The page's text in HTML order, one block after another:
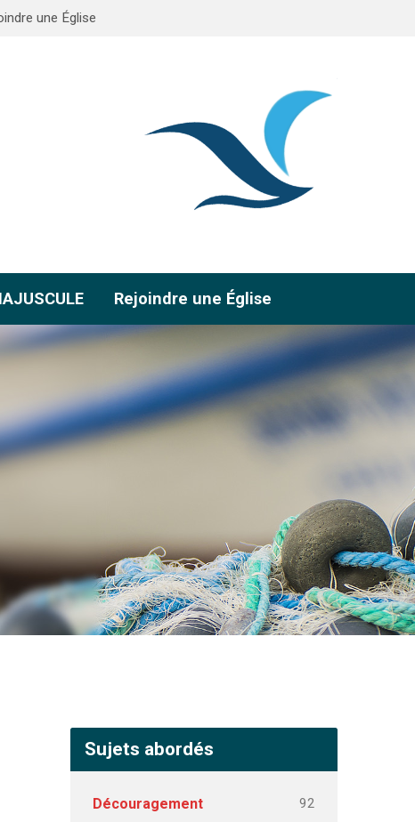
une Église
Rejoindre une Église
Sujets abordés
Découragement 92